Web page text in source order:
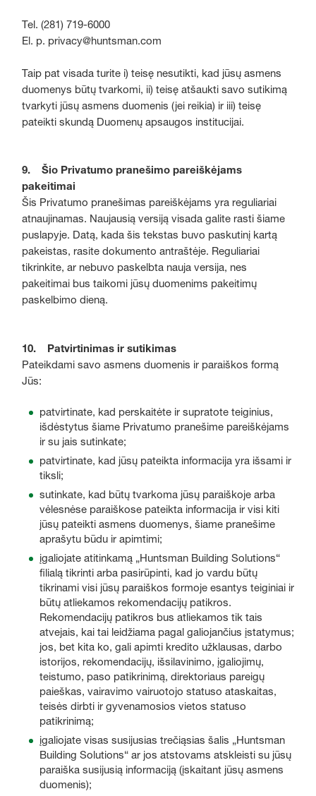
Tel. (281) 719-6000
El. p. privacy@huntsman.com
Taip pat visada turite i) teisę nesutikti, kad jūsų asmens
duomenys būtų tvarkomi, ii) teisę atšaukti savo sutikimą
tvarkyti jūsų asmens duomenis (jei reikia) ir iii) teisę
pateikti skundą Duomenų apsaugos institucijai.
9. Šio Privatumo pranešimo pareiškėjams
pakeitimai
Šis Privatumo pranešimas pareiškėjams yra reguliariai
atnaujinamas. Naujausią versiją visada galite rasti šiame
puslapyje. Datą, kada šis tekstas buvo paskutinį kartą
pakeistas, rasite dokumento antraštėje. Reguliariai
tikrinkite, ar nebuvo paskelbta nauja versija, nes
pakeitimai bus taikomi jūsų duomenims pakeitimų
paskelbimo dieną.
10. Patvirtinimas ir sutikimas
Pateikdami savo asmens duomenis ir paraiškos formą
Jūs:
patvirtinate, kad perskaitėte ir supratote teiginius,
išdėstytus šiame Privatumo pranešime pareiškėjams
ir su jais sutinkate;
patvirtinate, kad jūsų pateikta informacija yra išsami ir
tiksli;
sutinkate, kad būtų tvarkoma jūsų paraiškoje arba
vėlesnėse paraiškose pateikta informacija ir visi kiti
jūsų pateikti asmens duomenys, šiame pranešime
aprašytu būdu ir apimtimi;
įgaliojate atitinkamą „Huntsman Building Solutions“
filialą tikrinti arba pasirūpinti, kad jo vardu būtų
tikrinami visi jūsų paraiškos formoje esantys teiginiai ir
būtų atliekamos rekomendacijų patikros.
Rekomendacijų patikros bus atliekamos tik tais
atvejais, kai tai leidžiama pagal galiojančius įstatymus;
jos, bet kita ko, gali apimti kredito užklausas, darbo
istorijos, rekomendacijų, išsilavinimo, įgaliojimų,
teistumo, paso patikrinimą, direktoriaus pareigų
paieškas, vairavimo vairuotojo statuso ataskaitas,
teisės dirbti ir gyvenamosios vietos statuso
patikrinimą;
įgaliojate visas susijusias trečiąsias šalis „Huntsman
Building Solutions“ ar jos atstovams atskleisti su jūsų
paraiška susijusią informaciją (įskaitant jūsų asmens
duomenis);